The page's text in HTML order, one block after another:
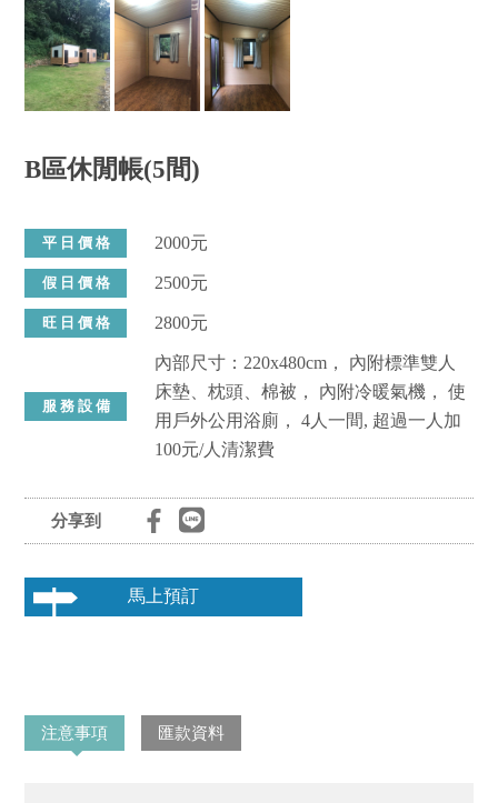
B區休閒帳(5間)
平 日 價 格 2000元
假 日 價 格 2500元
旺 日 價 格 2800元
服 務 設 備
內部尺寸：220x480cm， 內附標準雙人
床墊、枕頭、棉被， 內附冷暖氣機， 使
用戶外公用浴廁， 4人一間, 超過一人加
100元/人清潔費
分享到
馬上預訂
注意事項 匯款資料